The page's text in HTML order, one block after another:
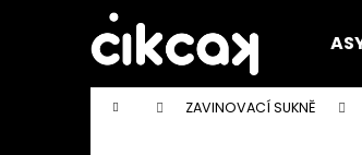
Domů ZAVINOVACÍ SUKNĚ
Zpět
Zpět